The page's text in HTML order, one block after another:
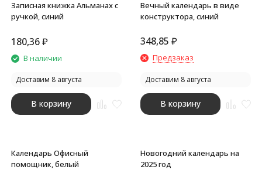
Записная книжка Альманах с
ручкой, синий
180,36₽
В наличии
Доставим 8 августа
В корзину
Вечный календарь в виде
конструктора, синий
348,85 ₽
Предзаказ
Доставим 8 августа
В корзину
Календарь Офисный
помощник, белый
Новогодний календарь на
2025 год